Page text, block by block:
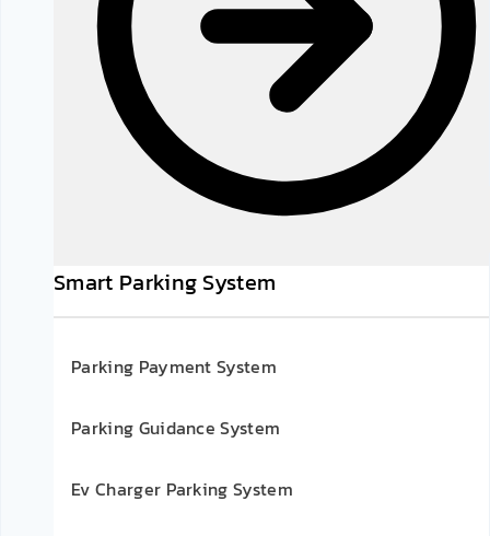
Smart Parking System
Parking Payment System
Parking Guidance System
Ev Charger Parking System